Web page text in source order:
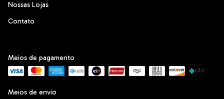
Nossas Lojas
Contato
Meios de pagamento
Meios de envio